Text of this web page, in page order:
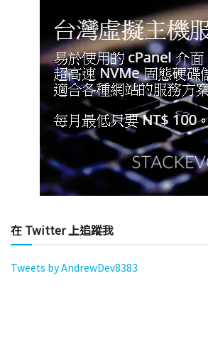
在 Twitter 上追蹤我
Tweets by AndrewDev8383